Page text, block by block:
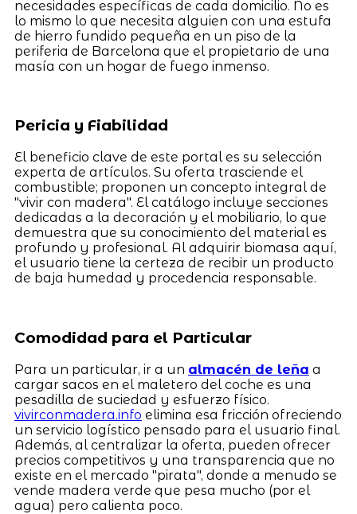
necesidades específicas de cada domicilio. No es
lo mismo lo que necesita alguien con una estufa
de hierro fundido pequeña en un piso de la
periferia de Barcelona que el propietario de una
masía con un hogar de fuego inmenso.
Pericia y Fiabilidad
El beneficio clave de este portal es su selección
experta de artículos. Su oferta trasciende el
combustible; proponen un concepto integral de
"vivir con madera". El catálogo incluye secciones
dedicadas a la decoración y el mobiliario, lo que
demuestra que su conocimiento del material es
profundo y profesional. Al adquirir biomasa aquí,
el usuario tiene la certeza de recibir un producto
de baja humedad y procedencia responsable.
Comodidad para el Particular
Para un particular, ir a un almacén de leña a
cargar sacos en el maletero del coche es una
pesadilla de suciedad y esfuerzo físico.
vivirconmadera.info elimina esa fricción ofreciendo
un servicio logístico pensado para el usuario final.
Además, al centralizar la oferta, pueden ofrecer
precios competitivos y una transparencia que no
existe en el mercado "pirata", donde a menudo se
vende madera verde que pesa mucho (por el
agua) pero calienta poco.